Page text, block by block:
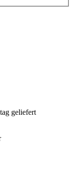
geliefert